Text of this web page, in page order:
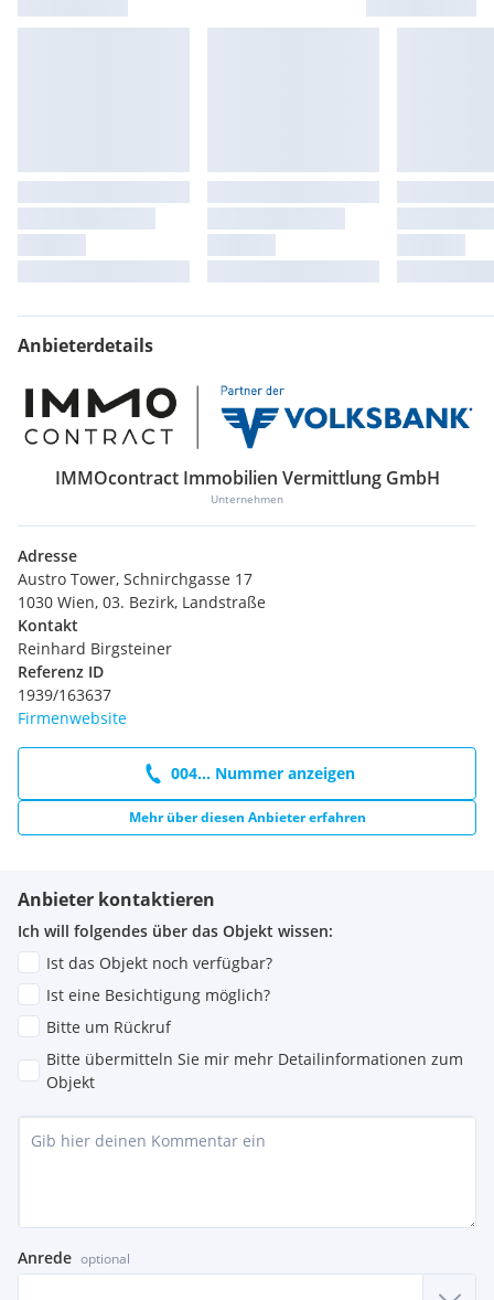
Anbieterdetails
IMMOcontract Immobilien Vermittlung GmbH
Unternehmen
Adresse
Austro Tower, Schnirchgasse 17
1030 Wien, 03. Bezirk, Landstraße
Kontakt
Reinhard Birgsteiner
Referenz ID
1939/163637
Firmenwebsite
004... Nummer anzeigen
Mehr über diesen Anbieter erfahren
Anbieter kontaktieren
Ich will folgendes über das Objekt wissen:
Ist das Objekt noch verfügbar?
Ist eine Besichtigung möglich?
Bitte um Rückruf
Bitte übermitteln Sie mir mehr Detailinformationen zum
Objekt
Anrede optional